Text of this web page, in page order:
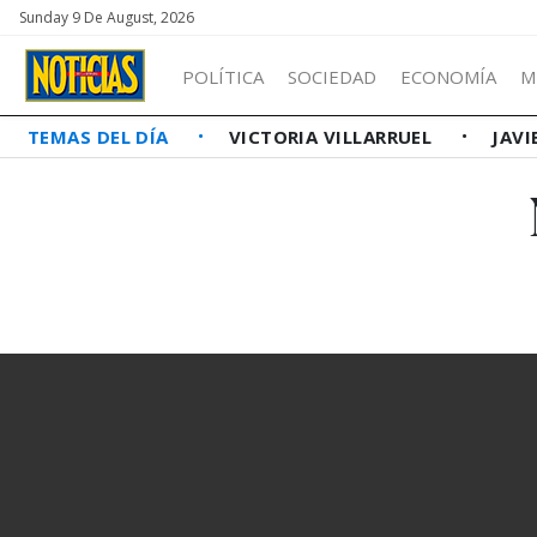
Sunday 9 De August, 2026
POLÍTICA SOCIEDAD ECONOMÍA
TEMAS DEL DÍA VICTORIA VILLARRUEL